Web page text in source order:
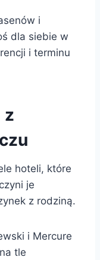
i
dla siebie w
i terminu
z
hoteli, które
je
z rodziną.
i Mercure
tle